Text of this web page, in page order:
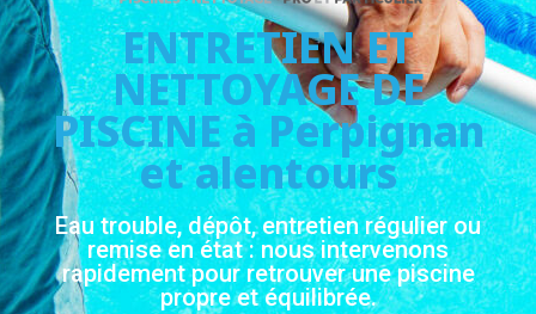
ENTRETIEN ET
NETTOYAGE DE
PISCINE à Perpignan
et alentours
Eau trouble, dépôt, entretien régulier ou
remise en état : nous intervenons
rapidement pour retrouver une piscine
propre et équilibrée.